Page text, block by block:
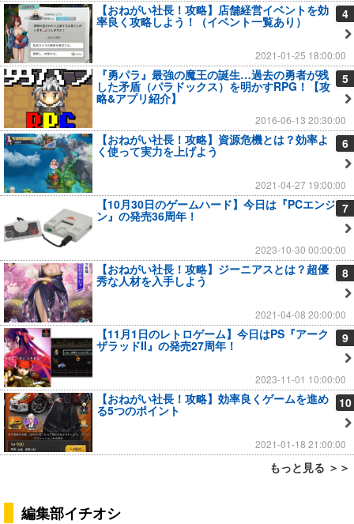
4
【おねがい社長！攻略】店舗経営イベントを効
率良く攻略しよう！（イベント一覧あり）
2021-01-25 18:00:00
5
『勇パラ』最強の魔王の誕生…過去の勇者が残
した矛盾（パラドックス）を明かすRPG！【攻
略&アプリ紹介】
2016-06-13 20:30:00
6
【おねがい社長！攻略】資源危機とは？効率よ
く使って実力を上げよう
2021-04-27 19:00:00
7
【10月30日のゲームハード】今日は『PCエンジ
ン』の発売36周年！
2023-10-30 00:00:00
8
【おねがい社長！攻略】ジーニアスとは？超優
秀な人材を入手しよう
2021-04-08 20:00:00
9
【11月1日のレトロゲーム】今日はPS『アーク
ザラッドII』の発売27周年！
2023-11-01 10:00:00
10
【おねがい社長！攻略】効率良くゲームを進め
る5つのポイント
2021-01-18 21:00:00
もっと見る ＞＞
編集部イチオシ